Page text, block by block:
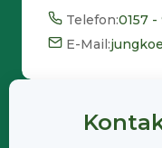
Telefon:0157 -
E-Mail: